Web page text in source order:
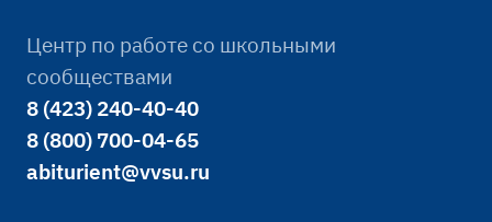
Центр по работе со школьными
сообществами
8 (423) 240-40-40
8 (800) 700-04-65
abiturient@vvsu.ru